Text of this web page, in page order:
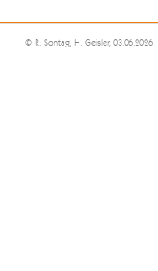
© R. Sontag, H. Geisler, 03.06.2026